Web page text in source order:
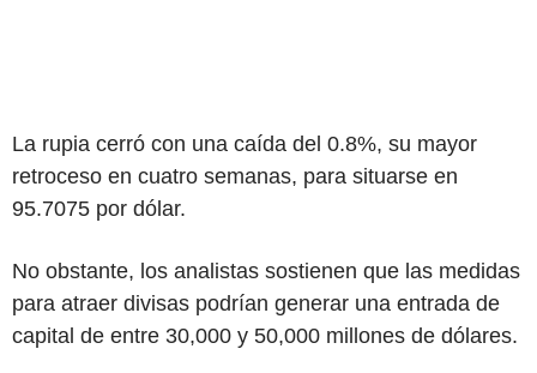
La rupia cerró con una caída del 0.8%, su mayor
retroceso en cuatro semanas, para situarse en
95.7075 por dólar.
No obstante, los analistas sostienen que las medidas
para atraer divisas podrían generar una entrada de
capital de entre 30,000 y 50,000 millones de dólares.